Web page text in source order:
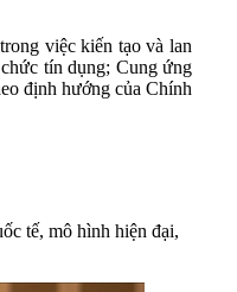
việc kiến tạo và lan
tín dụng; Cung ứng
định hướng của Chính
tế, mô hình hiện đại,